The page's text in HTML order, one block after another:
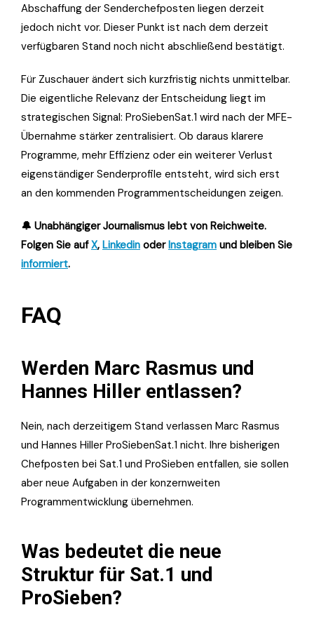
Abschaffung der Senderchefposten liegen derzeit
jedoch nicht vor. Dieser Punkt ist nach dem derzeit
verfügbaren Stand noch nicht abschließend bestätigt.
Für Zuschauer ändert sich kurzfristig nichts unmittelbar.
Die eigentliche Relevanz der Entscheidung liegt im
strategischen Signal: ProSiebenSat.1 wird nach der MFE-
Übernahme stärker zentralisiert. Ob daraus klarere
Programme, mehr Effizienz oder ein weiterer Verlust
eigenständiger Senderprofile entsteht, wird sich erst
an den kommenden Programmentscheidungen zeigen.
🔔 Unabhängiger Journalismus lebt von Reichweite.
Folgen Sie aufX, Linkedin oderInstagram und bleiben Sie
informiert.
FAQ
Werden Marc Rasmus und
Hannes Hiller entlassen?
Nein, nach derzeitigem Stand verlassen Marc Rasmus
und Hannes Hiller ProSiebenSat.1 nicht. Ihre bisherigen
Chefposten bei Sat.1 und ProSieben entfallen, sie sollen
aber neue Aufgaben in der konzernweiten
Programmentwicklung übernehmen.
Was bedeutet die neue
Struktur für Sat.1 und
ProSieben?